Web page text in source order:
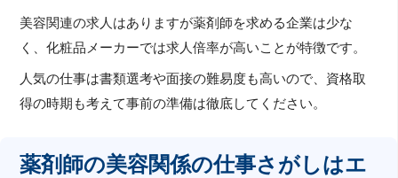
美容関連の求人はありますが薬剤師を求める企業は少な
く、化粧品メーカーでは求人倍率が高いことが特徴です。
人気の仕事は書類選考や面接の難易度も高いので、資格取
得の時期も考えて事前の準備は徹底してください。
薬剤師の美容関係の仕事さがしはエ